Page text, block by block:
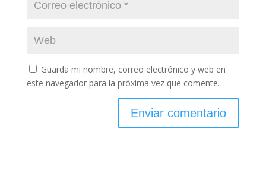
Guarda mi nombre, correo electrónico y web en
este navegador para la próxima vez que comente.